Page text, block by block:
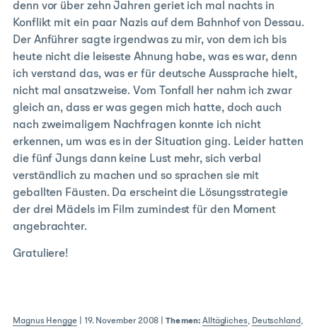
denn vor über zehn Jahren geriet ich mal nachts in
Konflikt mit ein paar Nazis auf dem Bahnhof von Dessau.
Der Anführer sagte irgendwas zu mir, von dem ich bis
heute nicht die leiseste Ahnung habe, was es war, denn
ich verstand das, was er für deutsche Aussprache hielt,
nicht mal ansatzweise. Vom Tonfall her nahm ich zwar
gleich an, dass er was gegen mich hatte, doch auch
nach zweimaligem Nachfragen konnte ich nicht
erkennen, um was es in der Situation ging. Leider hatten
die fünf Jungs dann keine Lust mehr, sich verbal
verständlich zu machen und so sprachen sie mit
geballten Fäusten. Da erscheint die Lösungsstrategie
der drei Mädels im Film zumindest für den Moment
angebrachter.
Gratuliere!
Magnus Hengge| 19. November 2008 |Themen: Alltägliches, Deutschland,